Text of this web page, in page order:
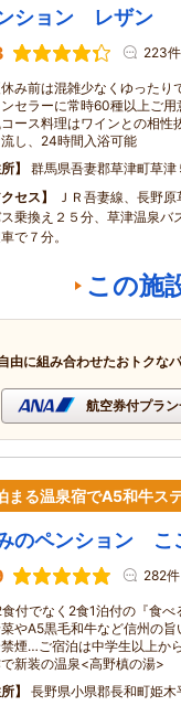
ション レザン
223件
み前は混雑少なくゆった
セラーに常時60種以上ご
ース料理はワインとの相
し、24時間入浴可能
群馬県吾妻郡草津町草津
セス
ＪＲ吾妻線、長野
ス乗換え２５分、草津温泉バ
で７分。
この施
由に組み合わせたおトクな
航空券付プラ
まる温泉宿でA5和牛ス
のペンション こ
282件
付でなく2食1泊付の『食
やA5黒毛和牛など信州の
煙…ご宿泊は中学生以上か
新装の温泉<高野槙の湯>
長野県小県郡長和町姫木